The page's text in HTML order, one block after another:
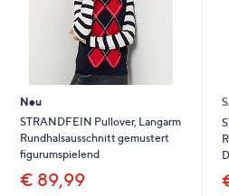
Neu
STRANDFEIN Pullover, Langarm
Rundhalsausschnitt gemustert
figurumspielend
€ 89,99